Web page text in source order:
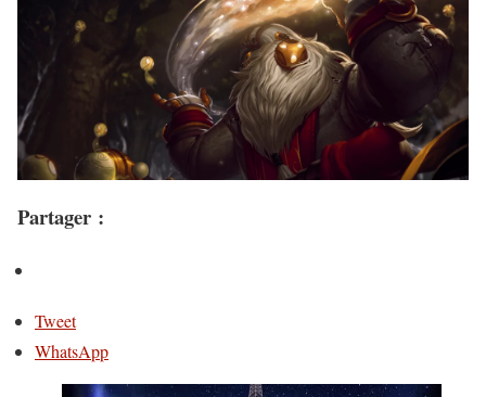
Partager :
Tweet
WhatsApp